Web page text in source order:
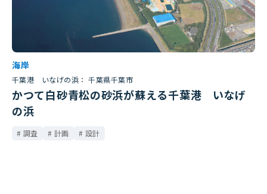
海岸
千葉港 いなげの浜： 千葉県千葉市
かつて白砂青松の砂浜が蘇える千葉港 いなげ
の浜
調査 計画 設計